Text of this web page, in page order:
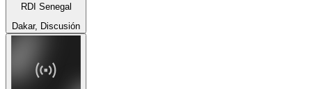
RDI Senegal
Dakar, Discusión